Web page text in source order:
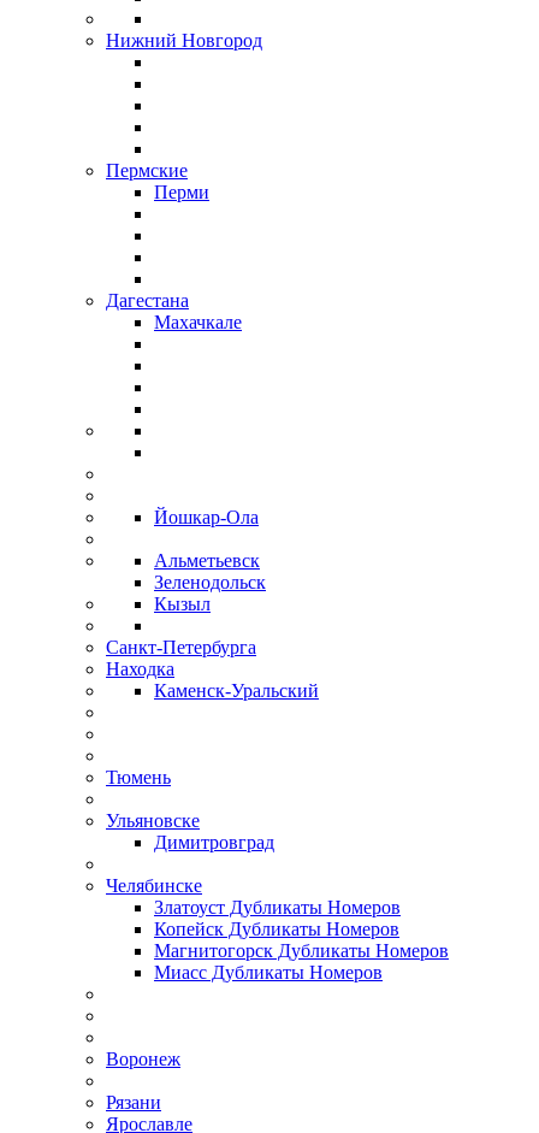
Нижний Новгород
Пермские
Перми
Дагестана
Махачкале
Йошкар-Ола
Альметьевск
Зеленодольск
Кызыл
Санкт-Петербурга
Находка
Каменск-Уральский
Тюмень
Ульяновске
Димитровград
Челябинске
Златоуст Дубликаты Номеров
Копейск Дубликаты Номеров
Магнитогорск Дубликаты Номеров
Миасс Дубликаты Номеров
Воронеж
Рязани
Ярославле